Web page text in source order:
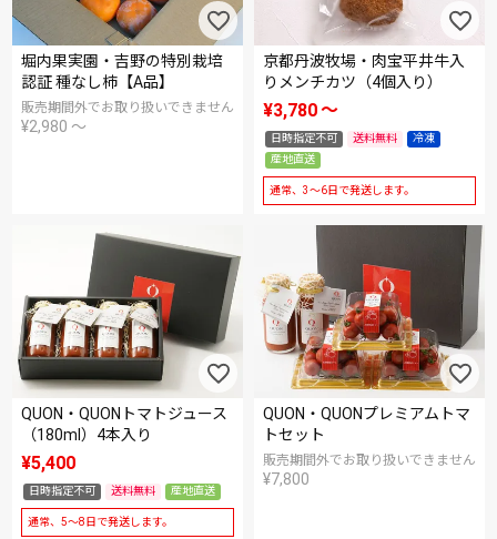
堀内果実園・吉野の特別栽培
認証 種なし柿【A品】
販売期間外でお取り扱いできません
¥2,980 〜
京都丹波牧場・肉宝平井牛入
りメンチカツ（4個入り）
¥3,780〜
日時指定不可 送料無料
冷凍
産地直送
通常、3～6日で発送します。
QUON・QUONトマトジュース
（180ml）4本入り
¥5,400
日時指定不可 送料無料 産地直送
通常、5～8日で発送します。
QUON・QUONプレミアムトマ
トセット
販売期間外でお取り扱いできません
¥7,800